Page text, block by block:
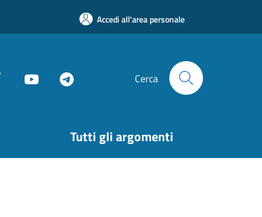
Accedi all'area personale
Cerca
Tutti gli argomenti